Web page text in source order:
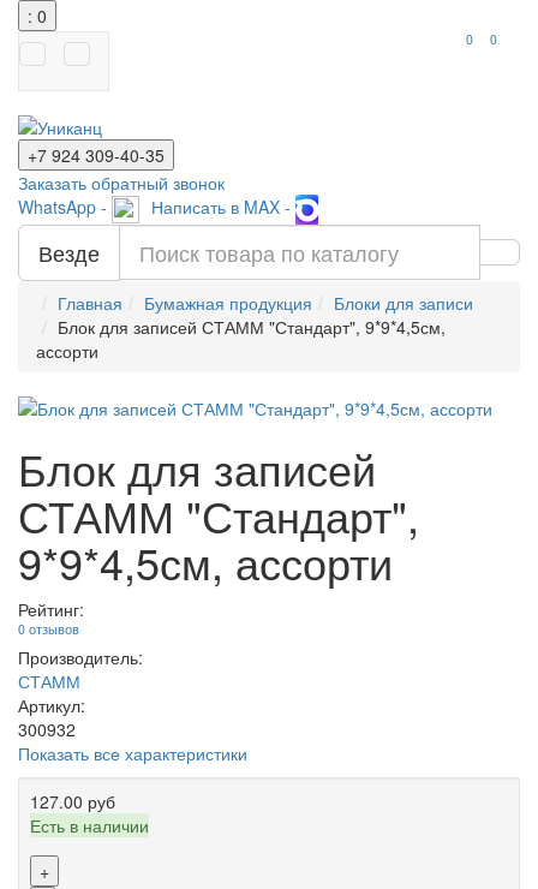
: 0
0 0
+7 924 309-40-35
Заказать обратный звонок
WhatsApp -
Написать в MAX -
Везде
Главная Бумажная продукция
Блоки для записи
Блок для записей СТАММ "Стандарт", 9*9*4,5см,
ассорти
Блок для записей
СТАММ "Стандарт",
9*9*4,5см, ассорти
Рейтинг:
0 отзывов
Производитель:
СТАММ
Артикул:
300932
Показать все характеристики
127.00 руб
Есть в наличии
+